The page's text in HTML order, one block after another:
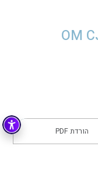
הורדת PDF